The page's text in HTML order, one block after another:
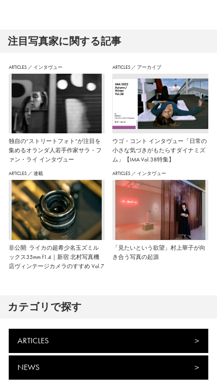
注⽬写真家に関する記事
ARTICLES ／ インタヴュー
独自の“ストリートフォト”が注目を
集めるオランダ人若手作家サラ・フ
ァン・ライ インタヴュー
ARTICLES ／ アーカイブ
ウゴ・コント インタヴュー「日常の
小さな気づきがもたらすダイナミズ
ム」【IMA Vol.38特集】
ARTICLES ／ 連載
非公開: ライカの超希少名玉ズミル
ックス35mm f1.4｜新宿 北村写真機
店ヴィンテージカメラのすすめ Vol.7
ARTICLES ／ インタヴュー
「見たいという欲望」村上華子が向
き合う写真の起源
カテゴリで探す
ARTICLES
NEWS